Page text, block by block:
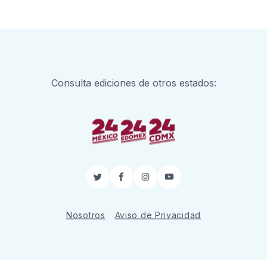
Consulta ediciones de otros estados:
TwitterFacebook
InstagramYouTube
Nosotros Aviso de Privacidad